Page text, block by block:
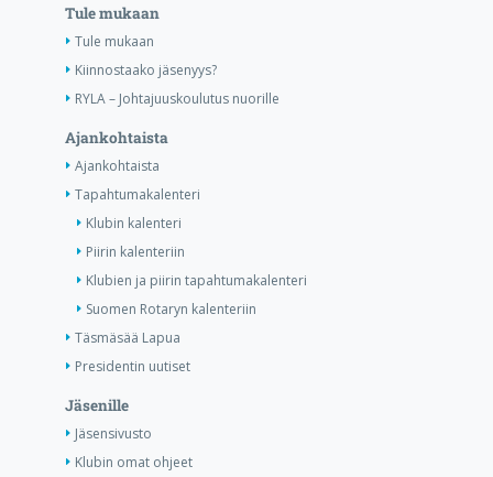
Tule mukaan
Tule mukaan
Kiinnostaako jäsenyys?
RYLA – Johtajuuskoulutus nuorille
Ajankohtaista
Ajankohtaista
Tapahtumakalenteri
Klubin kalenteri
Piirin kalenteriin
Klubien ja piirin tapahtumakalenteri
Suomen Rotaryn kalenteriin
Täsmäsää Lapua
Presidentin uutiset
Jäsenille
Jäsensivusto
Klubin omat ohjeet